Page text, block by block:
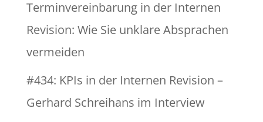
Terminvereinbarung in der Internen
Revision: Wie Sie unklare Absprachen
vermeiden
#434: KPIs in der Internen Revision –
Gerhard Schreihans im Interview